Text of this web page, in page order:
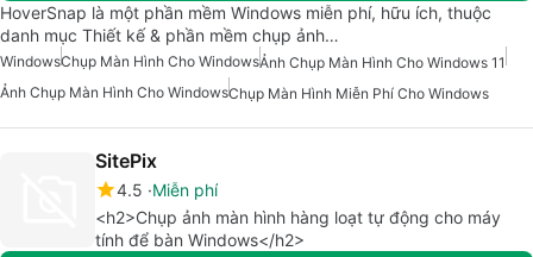
HoverSnap là một phần mềm Windows miễn phí, hữu ích, thuộc
danh mục Thiết kế & phần mềm chụp ảnh…
WindowsChụp Màn Hình Cho WindowsẢnh Chụp Màn Hình Cho Windows 11
Ảnh Chụp Màn Hình Cho WindowsChụp Màn Hình Miễn Phí Cho Windows
SitePix
4.5 Miễn phí
<h2>Chụp ảnh màn hình hàng loạt tự động cho máy
tính để bàn Windows</h2>